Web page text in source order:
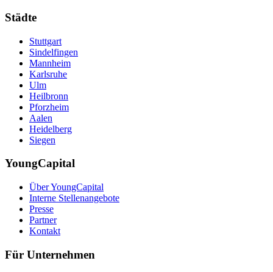
Städte
Stuttgart
Sindelfingen
Mannheim
Karlsruhe
Ulm
Heilbronn
Pforzheim
Aalen
Heidelberg
Siegen
YoungCapital
Über YoungCapital
Interne Stellenangebote
Presse
Partner
Kontakt
Für Unternehmen